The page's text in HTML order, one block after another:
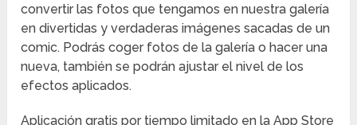
convertir las fotos que tengamos en nuestra galería
en divertidas y verdaderas imágenes sacadas de un
comic. Podrás coger fotos de la galería o hacer una
nueva, también se podrán ajustar el nivel de los
efectos aplicados.
Aplicación gratis por tiempo limitado en la App Store